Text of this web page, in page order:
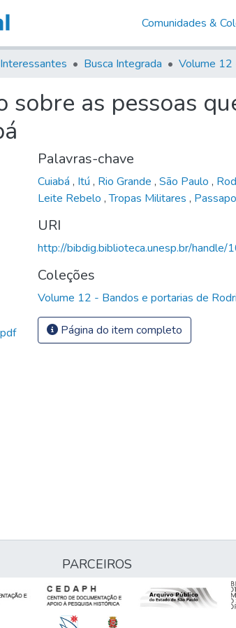
Comunidades &
Busca Integrada
sobre as pessoas
Palavras-chave
Cuiabá , Itú , Rio Grande , São Paulo ,
Leite Rebelo ,Tropas Militares ,
URI
http://bibdig.biblioteca.unesp.br/handle/
Coleções
Volume 12 - Bandos e portarias de
Página do item completo
PARCEIROS